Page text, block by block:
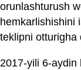
orunlashturush
hemkarlishishini
teklipni otturigha
2017-yili 6-aydin